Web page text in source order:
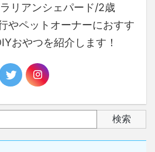
リアンシェパード/2歳
やペットオーナーにおすす
おやつを紹介します！
検索